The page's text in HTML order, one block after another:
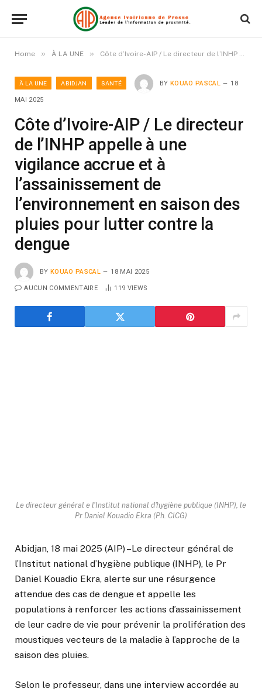
Home » À LA UNE » Côte d’Ivoire-AIP / Le directeur de l’INHP appelle à une vigilance accrue et à l’assainissement de l’environnement en saison des pluies pour lutter contre la dengue
À LA UNE ABIDJAN SANTÉ BY KOUAO PASCAL 18
MAI 2025
Côte d’Ivoire-AIP / Le directeur
de l’INHP appelle à une
vigilance accrue et à
l’assainissement de
l’environnement en saison des
pluies pour lutter contre la
dengue
BY KOUAO PASCAL 18 MAI 2025
AUCUN COMMENTAIRE 119 VIEWS
Le directeur général e l'Institut national d'hygiène publique (INHP), le
Pr Daniel Kouadio Ekra (Ph. CICG)
Abidjan, 18 mai 2025 (AIP) –Le directeur général de
l’Institut national d’hygiène publique (INHP), le Pr
Daniel Kouadio Ekra, alerte sur une résurgence
attendue des cas de dengue et appelle les
populations à renforcer les actions d’assainissement
de leur cadre de vie pour prévenir la prolifération des
moustiques vecteurs de la maladie à l’approche de la
saison des pluies.
Selon le professeur, dans une interview accordée au